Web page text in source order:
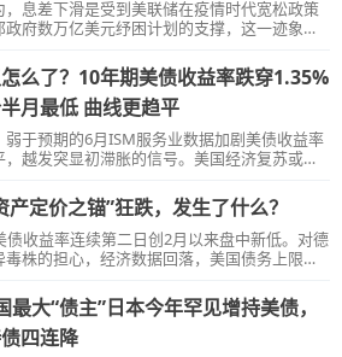
，息差下滑是受到美联储在疫情时代宽松政策
政府数万亿美元纾困计划的支撑，这一迹象表
。么了？10年期美债收益率跌穿1.35%
月最低 曲线更趋平
弱于预期的6月ISM服务业数据加剧美债收益率
，越发突显初滞胀的信号。美国经济复苏或放
于成长股了。
产定价之锚”狂跌，发生了什么？
债收益率连续第二日创2月以来盘中新低。对德
毒株的担心，经济数据回落，美国债务上限临
键因素。
最大“债主”日本今年罕见增持美债，
四连降